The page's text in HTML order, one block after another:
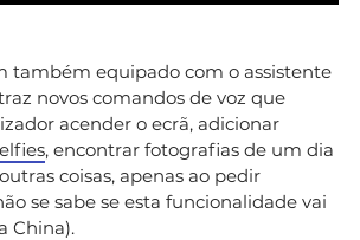
também equipado com o assistente
novos comandos de voz que
acender o ecrã, adicionar
, encontrar fotografias de um dia
coisas, apenas ao pedir
se sabe se esta funcionalidade vai
China).